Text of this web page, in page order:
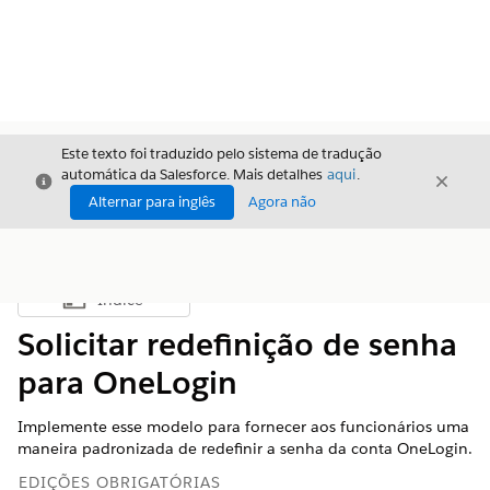
Fechar
Este texto foi traduzido pelo sistema de tradução
automática da Salesforce. Mais detalhes aqui.
Alternar para inglês
Agora não
Fechar
Mostrar índice
Índice
Solicitar redefinição de senha
para OneLogin
Implemente esse modelo para fornecer aos funcionários uma
maneira padronizada de redefinir a senha da conta OneLogin.
EDIÇÕES OBRIGATÓRIAS